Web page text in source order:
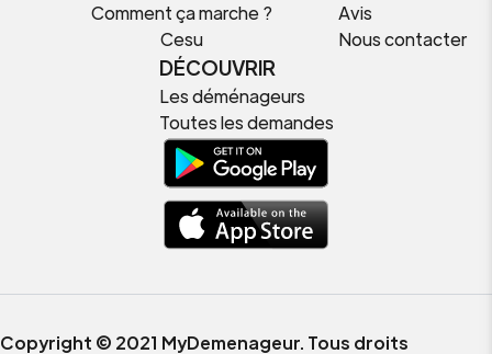
Comment ça marche ?
Cesu
Avis
Nous contacter
DÉCOUVRIR
Les déménageurs
Toutes les demandes
Copyright © 2021 MyDemenageur. Tous droits